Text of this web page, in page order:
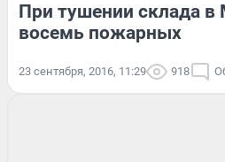
При тушении склада в
восемь пожарных
23 сентября, 2016, 11:29 918